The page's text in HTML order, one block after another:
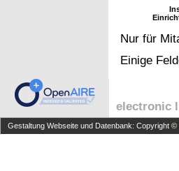
Nur für
Einige
electronic
Gestaltung Webseite und Datenbank: Copyright